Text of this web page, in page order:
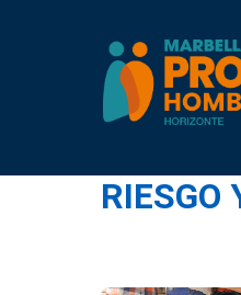
RIESGO